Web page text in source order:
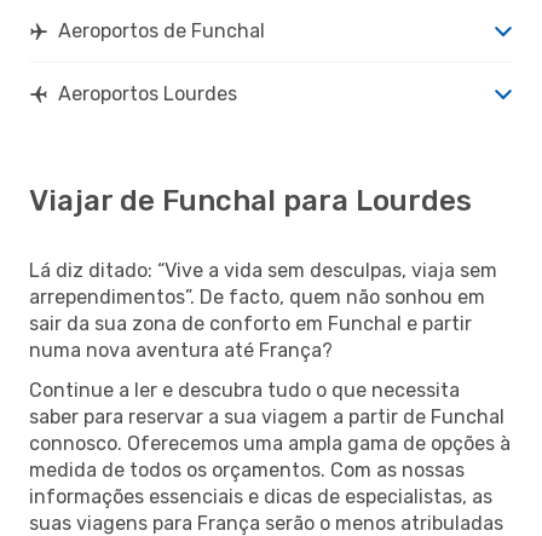
Aeroportos de Funchal
Aeroportos Lourdes
Viajar de Funchal para Lourdes
Lá diz ditado: “Vive a vida sem desculpas, viaja sem
arrependimentos”. De facto, quem não sonhou em
sair da sua zona de conforto em Funchal e partir
numa nova aventura até França?
Continue a ler e descubra tudo o que necessita
saber para reservar a sua viagem a partir de Funchal
connosco. Oferecemos uma ampla gama de opções à
medida de todos os orçamentos. Com as nossas
informações essenciais e dicas de especialistas, as
suas viagens para França serão o menos atribuladas